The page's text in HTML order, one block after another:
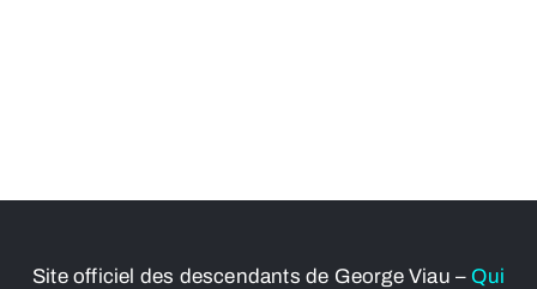
Site officiel des descendants de George Viau – Qui